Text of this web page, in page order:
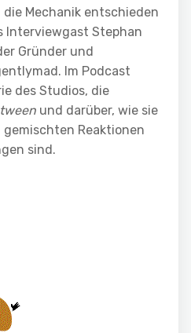
Mechanik entschieden
Interviewgast Stephan
Gründer und
Im Podcast
des Studios, die
und darüber, wie sie
Reaktionen
sind.